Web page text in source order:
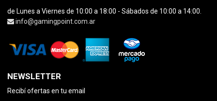
de Lunes a Viernes de 10:00 a 18:00 - Sábados de 10:00 a 14:00.
info@gamingpoint.com.ar
NEWSLETTER
Recibí ofertas en tu email